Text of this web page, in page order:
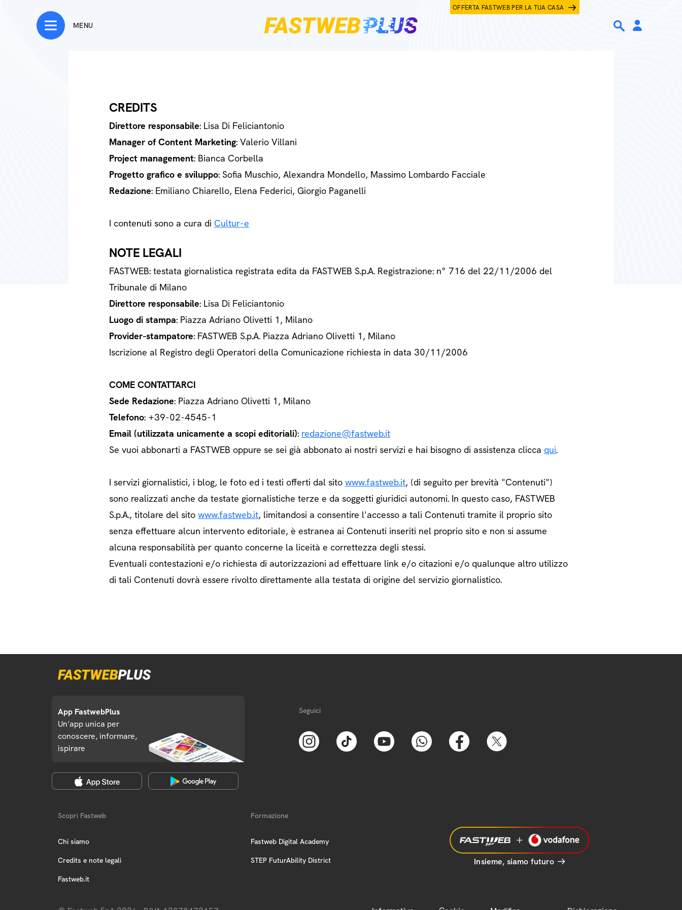
OFFERTA FASTWEB PER LA TUA CASA
MENU
CREDITS
Direttore responsabile: Lisa Di Feliciantonio
Manager of Content Marketing: Valerio Villani
Project management: Bianca Corbella
Progetto grafico e sviluppo: Sofia Muschio, Alexandra Mondello, Massimo Lombardo Facciale
Redazione: Emiliano Chiarello, Elena Federici, Giorgio Paganelli
I contenuti sono a cura di Cultur-e
NOTE LEGALI
FASTWEB: testata giornalistica registrata edita da FASTWEB S.p.A. Registrazione: n° 716 del 22/11/2006 del
Tribunale di Milano
Direttore responsabile: Lisa Di Feliciantonio
Luogo di stampa: Piazza Adriano Olivetti 1, Milano
Provider-stampatore: FASTWEB S.p.A. Piazza Adriano Olivetti 1, Milano
Iscrizione al Registro degli Operatori della Comunicazione richiesta in data 30/11/2006
COME CONTATTARCI
Sede Redazione: Piazza Adriano Olivetti 1, Milano
Telefono: +39-02-4545-1
Email (utilizzata unicamente a scopi editoriali): redazione@fastweb.it
Se vuoi abbonarti a FASTWEB oppure se sei già abbonato ai nostri servizi e hai bisogno di assistenza clicca qui.
I servizi giornalistici, i blog, le foto ed i testi offerti dal sito www.fastweb.it, (di seguito per brevità "Contenuti")
sono realizzati anche da testate giornalistiche terze e da soggetti giuridici autonomi. In questo caso, FASTWEB
S.p.A., titolare del sito www.fastweb.it, limitandosi a consentire l'accesso a tali Contenuti tramite il proprio sito
senza effettuare alcun intervento editoriale, è estranea ai Contenuti inseriti nel proprio sito e non si assume
alcuna responsabilità per quanto concerne la liceità e correttezza degli stessi.
Eventuali contestazioni e/o richiesta di autorizzazioni ad effettuare link e/o citazioni e/o qualunque altro utilizzo
di tali Contenuti dovrà essere rivolto direttamente alla testata di origine del servizio giornalistico.
App FastwebPlus
Un'app unica per
conoscere, informare,
ispirare
Seguici
Scopri Fastweb
Chi siamo
Credits e note legali
Fastweb.it
Formazione
Fastweb Digital Academy
STEP FuturAbility District Insieme, siamo futuro